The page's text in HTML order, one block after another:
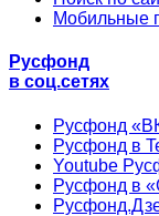
Мобильные
Русфонд
в соц.сетях
Русфонд
Русфонд в
Youtube
Русфонд в